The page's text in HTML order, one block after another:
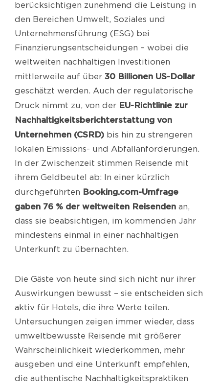
berücksichtigen zunehmend die Leistung in
den Bereichen Umwelt, Soziales und
Unternehmensführung (ESG) bei
Finanzierungsentscheidungen – wobei die
weltweiten nachhaltigen Investitionen
mittlerweile auf über 30 Billionen US-Dollar
geschätzt werden. Auch der regulatorische
Druck nimmt zu, von der EU-Richtlinie zur
Nachhaltigkeitsberichterstattung von
Unternehmen (CSRD) bis hin zu strengeren
lokalen Emissions- und Abfallanforderungen.
In der Zwischenzeit stimmen Reisende mit
ihrem Geldbeutel ab: In einer kürzlich
durchgeführten Booking.com-Umfrage
gaben 76 % der weltweiten Reisenden an,
dass sie beabsichtigen, im kommenden Jahr
mindestens einmal in einer nachhaltigen
Unterkunft zu übernachten.
Die Gäste von heute sind sich nicht nur ihrer
Auswirkungen bewusst – sie entscheiden sich
aktiv für Hotels, die ihre Werte teilen.
Untersuchungen zeigen immer wieder, dass
umweltbewusste Reisende mit größerer
Wahrscheinlichkeit wiederkommen, mehr
ausgeben und eine Unterkunft empfehlen,
die authentische Nachhaltigkeitspraktiken